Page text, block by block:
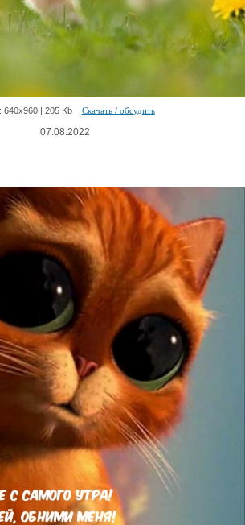
640х960 | 205 Kb Скачать / обсудить
07.08.2022